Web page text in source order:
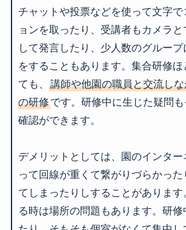
チャットや投票などを使って文字
ョンを取ったり、受講者もカメラ
して発言したり、少人数のグルー
をすることもあります。集合研修ほ
ても、
講師や他園の職員と交流し
の研修です。研修中に生じた疑問
確認ができます。
デメリットとしては、園のインター
って回線が重くて繋がりづらかった
てしまったりしすることがありま
る時は場所の問題もあります。研